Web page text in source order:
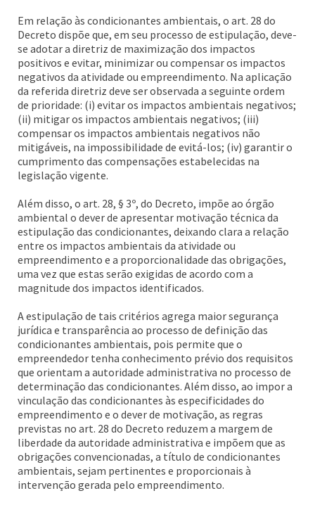
Em relação às condicionantes ambientais, o art. 28 do
Decreto dispõe que, em seu processo de estipulação, deve-
se adotar a diretriz de maximização dos impactos
positivos e evitar, minimizar ou compensar os impactos
negativos da atividade ou empreendimento. Na aplicação
da referida diretriz deve ser observada a seguinte ordem
de prioridade: (i) evitar os impactos ambientais negativos;
(ii) mitigar os impactos ambientais negativos; (iii)
compensar os impactos ambientais negativos não
mitigáveis, na impossibilidade de evitá-los; (iv) garantir o
cumprimento das compensações estabelecidas na
legislação vigente.
Além disso, o art. 28, § 3º, do Decreto, impõe ao órgão
ambiental o dever de apresentar motivação técnica da
estipulação das condicionantes, deixando clara a relação
entre os impactos ambientais da atividade ou
empreendimento e a proporcionalidade das obrigações,
uma vez que estas serão exigidas de acordo com a
magnitude dos impactos identificados.
A estipulação de tais critérios agrega maior segurança
jurídica e transparência ao processo de definição das
condicionantes ambientais, pois permite que o
empreendedor tenha conhecimento prévio dos requisitos
que orientam a autoridade administrativa no processo de
determinação das condicionantes. Além disso, ao impor a
vinculação das condicionantes às especificidades do
empreendimento e o dever de motivação, as regras
previstas no art. 28 do Decreto reduzem a margem de
liberdade da autoridade administrativa e impõem que as
obrigações convencionadas, a título de condicionantes
ambientais, sejam pertinentes e proporcionais à
intervenção gerada pelo empreendimento.